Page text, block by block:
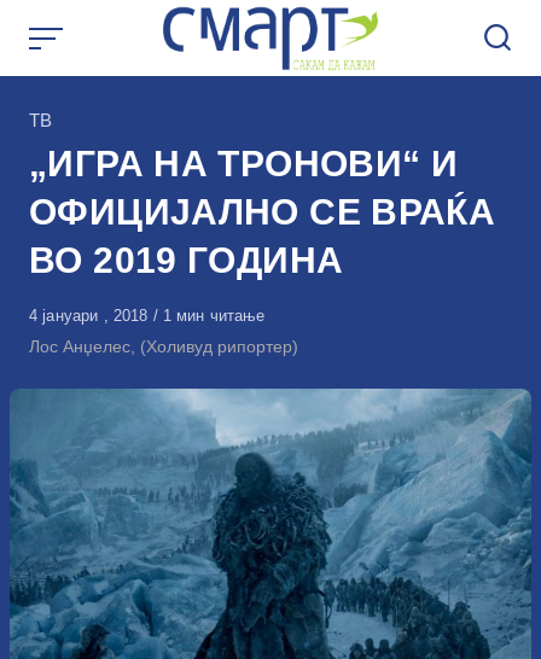
КАтегорија
ТВ
„ИГРА НА ТРОНОВИ“ И
ОФИЦИЈАЛНО СЕ ВРАЌА
ВО 2019 ГОДИНА
Објавено
на
4 јануари , 2018 1 мин читање
Лос Анџелес, (Холивуд рипортер)